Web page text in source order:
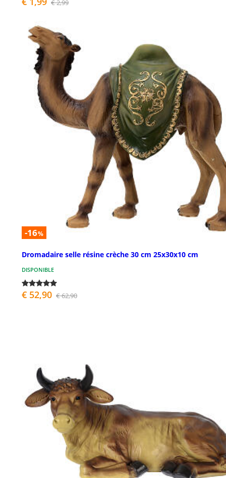
€ 2,99
-16%
Dromadaire selle résine crèche 30 cm 25x30x10 cm
DISPONIBLE
€ 52,90 € 62,90